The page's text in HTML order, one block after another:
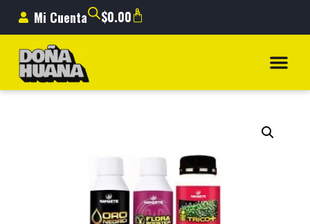
Mi Cuenta $0.00 0